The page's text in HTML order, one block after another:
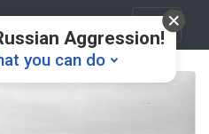
Aggression!
you can do